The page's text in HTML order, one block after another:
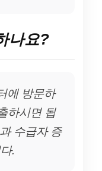
나요?
에 방문하
하시면 됩
수급자 증
.